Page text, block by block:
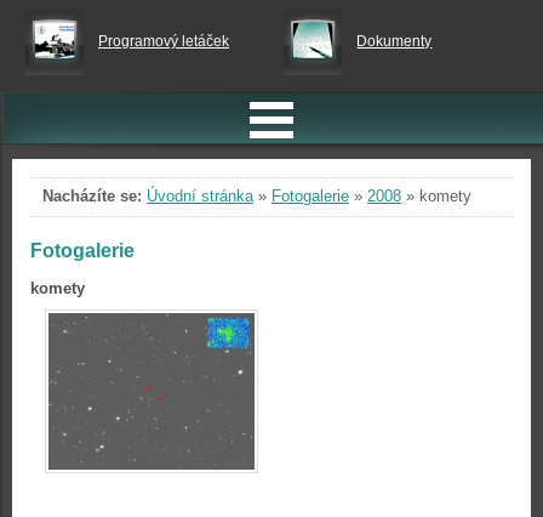
Programový letáček Dokumenty
Nacházíte se: Úvodní stránka» Fotogalerie » 2008 » komety
Fotogalerie
komety